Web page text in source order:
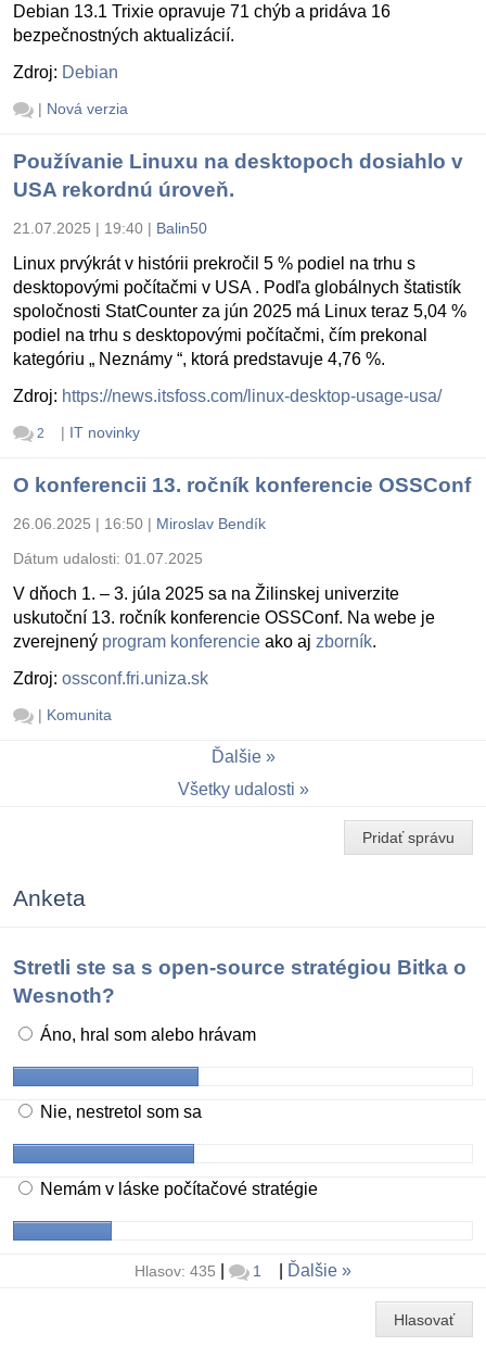
Debian 13.1 Trixie opravuje 71 chýb a pridáva 16
bezpečnostných aktualizácií.
Zdroj: Debian
| Nová verzia
Používanie Linuxu na desktopoch dosiahlo v
USA rekordnú úroveň.
21.07.2025 | 19:40 | Balin50
Linux prvýkrát v histórii prekročil 5 % podiel na trhu s
desktopovými počítačmi v USA . Podľa globálnych štatistík
spoločnosti StatCounter za jún 2025 má Linux teraz 5,04 %
podiel na trhu s desktopovými počítačmi, čím prekonal
kategóriu „ Neznámy “, ktorá predstavuje 4,76 %.
Zdroj: https://news.itsfoss.com/linux-desktop-usage-usa/
2 | IT novinky
O konferencii 13. ročník konferencie OSSConf
26.06.2025 | 16:50 | Miroslav Bendík
Dátum udalosti: 01.07.2025
V dňoch 1. – 3. júla 2025 sa na Žilinskej univerzite
uskutoční 13. ročník konferencie OSSConf. Na webe je
zverejnený program konferencie ako aj zborník.
Zdroj: ossconf.fri.uniza.sk
| Komunita
Ďalšie
Všetky udalosti
Pridať správu
Anketa
Stretli ste sa s open-source stratégiou Bitka o
Wesnoth?
Áno, hral som alebo hrávam
Nie, nestretol som sa
Nemám v láske počítačové stratégie
Hlasov: 435 1 Ďalšie
Hlasovať